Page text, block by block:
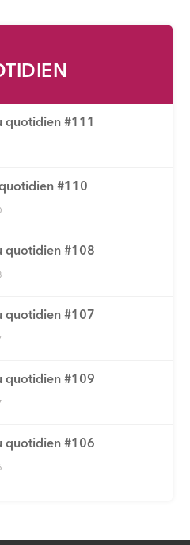
quotidien #111
#110
quotidien #108
quotidien #107
quotidien #109
quotidien #106